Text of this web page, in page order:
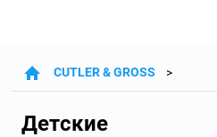
CUTLER & GROSS
Детские